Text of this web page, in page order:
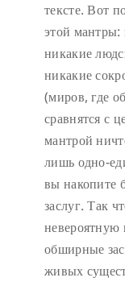
тексте. Вот
этой мантры:
никакие
никакие
(миров, где
сравнятся с
мантрой
лишь одно-
вы накопите
заслуг. Так
невероятную
обширные
живых